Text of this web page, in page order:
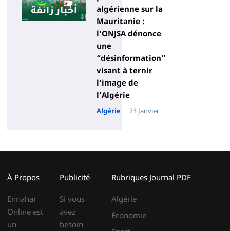
algérienne sur la
Mauritanie :
l'ONJSA dénonce
une
“désinformation”
visant à ternir
l'image de
l'Algérie
Algérie 23 Janvier
À Propos
Ennahar
Online est
un
Publicité
Si vous
avez
besoin
Rubriques
Algérie
Économie
Journal PDF